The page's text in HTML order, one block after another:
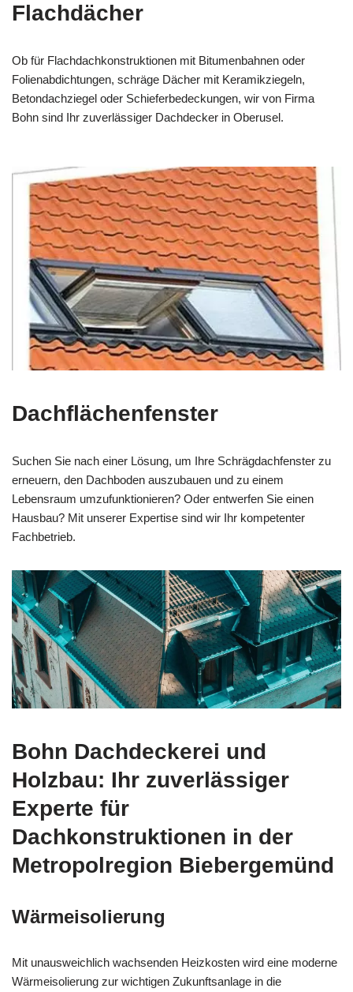
Flachdächer
Ob für Flachdachkonstruktionen mit Bitumenbahnen oder
Folienabdichtungen, schräge Dächer mit Keramikziegeln,
Betondachziegel oder Schieferbedeckungen, wir von Firma
Bohn sind Ihr zuverlässiger Dachdecker in Oberusel.
Dachflächenfenster
Suchen Sie nach einer Lösung, um Ihre Schrägdachfenster zu
erneuern, den Dachboden auszubauen und zu einem
Lebensraum umzufunktionieren? Oder entwerfen Sie einen
Hausbau? Mit unserer Expertise sind wir Ihr kompetenter
Fachbetrieb.
Bohn Dachdeckerei und
Holzbau: Ihr zuverlässiger
Experte für
Dachkonstruktionen in der
Metropolregion Biebergemünd
Wärmeisolierung
Mit unausweichlich wachsenden Heizkosten wird eine moderne
Wärmeisolierung zur wichtigen Zukunftsanlage in die